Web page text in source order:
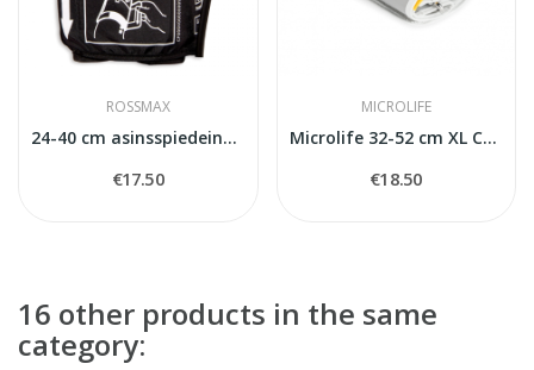
ROSSMAX
24-40 cm asinsspiedeina mērītāja manšete ROSSMAX
€17.50
MICROLIFE
Microlife 32-52 cm XL Cuff
€18.50
16 other products in the same
category: